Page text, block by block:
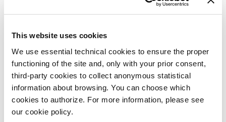
This website uses cookies
We use essential technical cookies to ensure the proper
functioning of the site and, only with your prior consent,
third-party cookies to collect anonymous statistical
information about browsing. You can choose which
cookies to authorize. For more information, please see
our cookie policy.
Edizioni passate
Accrediti
FAQ
Servizi al pubblico
Come raggiungerci
Contatti
Press
Architettura 2027